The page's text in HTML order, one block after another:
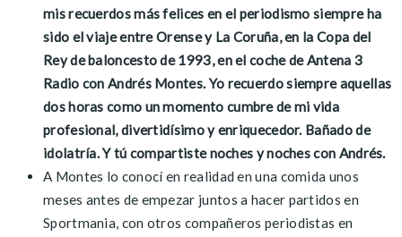
mis recuerdos más felices en el periodismo siempre ha
sido el viaje entre Orense y La Coruña, en la Copa del
Rey de baloncesto de 1993, en el coche de Antena 3
Radio con Andrés Montes. Yo recuerdo siempre aquellas
dos horas como un momento cumbre de mi vida
profesional, divertidísimo y enriquecedor. Bañado de
idolatría. Y tú compartiste noches y noches con Andrés.
A Montes lo conocí en realidad en una comida unos
meses antes de empezar juntos a hacer partidos en
Sportmania, con otros compañeros periodistas en